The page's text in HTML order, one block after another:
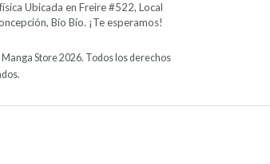
Ubicada en Freire #522, Local
Bío Bío. ¡Te esperamos!
Manga Store 2026. Todos los derechos